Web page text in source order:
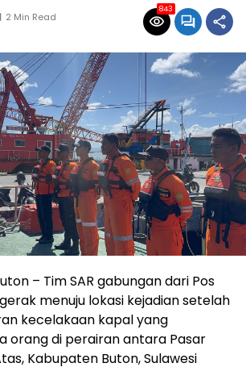
2 Min Read
843
– Tim SAR gabungan dari Pos
menuju lokasi kejadian setelah
kecelakaan kapal yang
orang di perairan antara Pasar
Kabupaten Buton, Sulawesi